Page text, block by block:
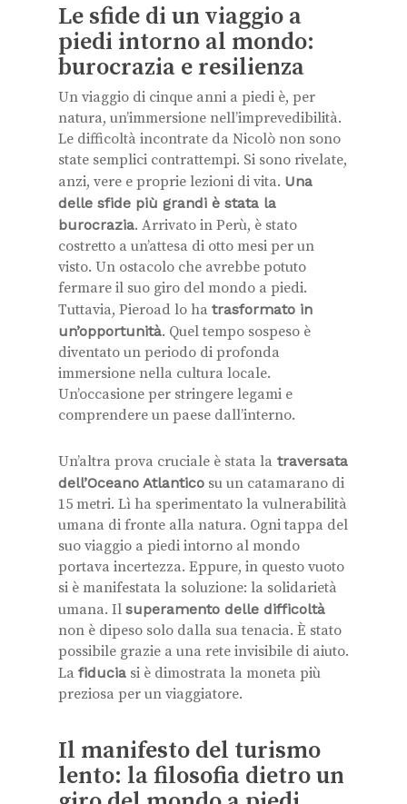
Le sfide di un viaggio a
piedi intorno al mondo:
burocrazia e resilienza
Un viaggio di cinque anni a piedi è, per
natura, un’immersione nell’imprevedibilità.
Le difficoltà incontrate da Nicolò non sono
state semplici contrattempi. Si sono rivelate,
anzi, vere e proprie lezioni di vita. Una
delle sfide più grandi è stata la
burocrazia. Arrivato in Perù, è stato
costretto a un’attesa di otto mesi per un
visto. Un ostacolo che avrebbe potuto
fermare il suo giro del mondo a piedi.
Tuttavia, Pieroad lo ha trasformato in
un’opportunità. Quel tempo sospeso è
diventato un periodo di profonda
immersione nella cultura locale.
Un’occasione per stringere legami e
comprendere un paese dall’interno.
Un’altra prova cruciale è stata la traversata
dell’Oceano Atlantico su un catamarano di
15 metri. Lì ha sperimentato la vulnerabilità
umana di fronte alla natura. Ogni tappa del
suo viaggio a piedi intorno al mondo
portava incertezza. Eppure, in questo vuoto
si è manifestata la soluzione: la solidarietà
umana. Il superamento delle difficoltà
non è dipeso solo dalla sua tenacia. È stato
possibile grazie a una rete invisibile di aiuto.
La fiducia si è dimostrata la moneta più
preziosa per un viaggiatore.
Il manifesto del turismo
lento: la filosofia dietro un